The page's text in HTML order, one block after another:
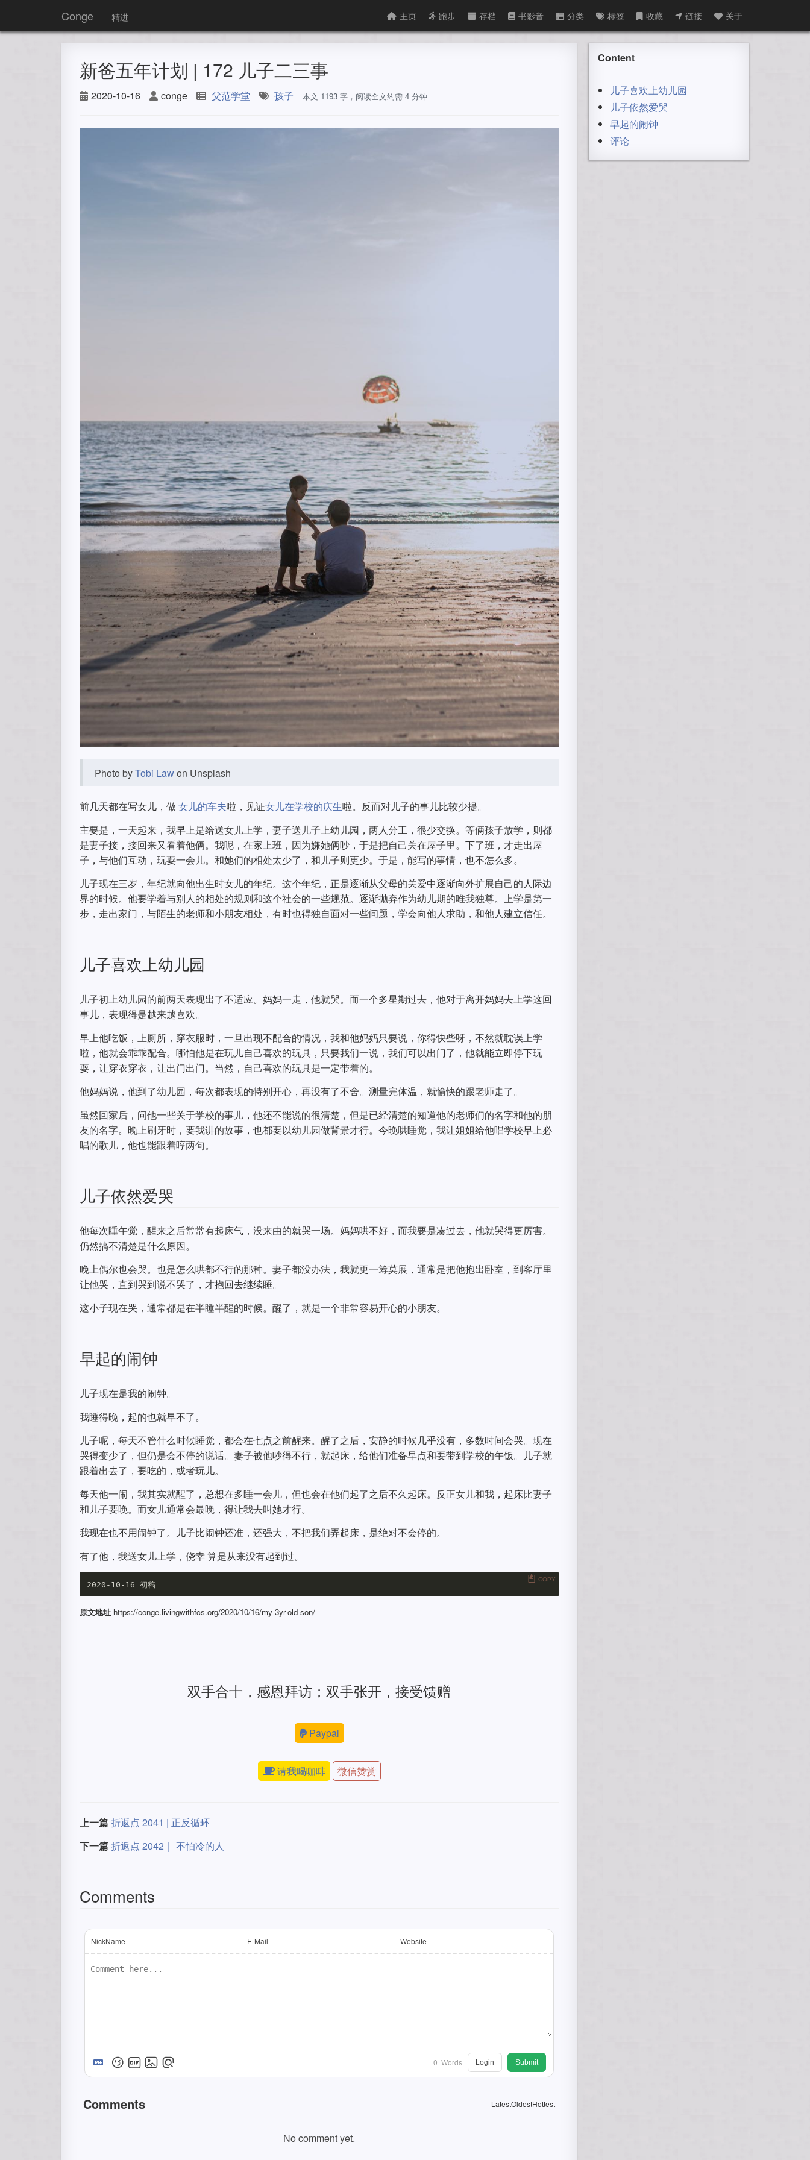
Conge 精进 主页 跑步 存档 书影音 分类 标签 收藏 链接 关于
新爸五年计划 | 172 儿子二三事
2020-10-16 conge 父范学堂 孩子 本文 1193 字，阅读全文约需 4 分钟
Photo byTobi Lawon Unsplash
前几天都在写女儿，做女儿的车夫啦，见证女儿在学校的庆生啦。反而对儿子的事儿比较少提。
主要是，一天起来，我早上是给送女儿上学，妻子送儿子上幼儿园，两人分工，很少交换。等俩孩子放学，则都
是妻子接，接回来又看着他俩。我呢，在家上班，因为嫌她俩吵，于是把自己关在屋子里。下了班，才走出屋
子，与他们互动，玩耍一会儿。和她们的相处太少了，和儿子则更少。于是，能写的事情，也不怎么多。
儿子现在三岁，年纪就向他出生时女儿的年纪。这个年纪，正是逐渐从父母的关爱中逐渐向外扩展自己的人际边
界的时候。他要学着与别人的相处的规则和这个社会的一些规范。逐渐抛弃作为幼儿期的唯我独尊。上学是第一
步，走出家门，与陌生的老师和小朋友相处，有时也得独自面对一些问题，学会向他人求助，和他人建立信任。
儿子喜欢上幼儿园
儿子初上幼儿园的前两天表现出了不适应。妈妈一走，他就哭。而一个多星期过去，他对于离开妈妈去上学这回
事儿，表现得是越来越喜欢。
早上他吃饭，上厕所，穿衣服时，一旦出现不配合的情况，我和他妈妈只要说，你得快些呀，不然就耽误上学
啦，他就会乖乖配合。哪怕他是在玩儿自己喜欢的玩具，只要我们一说，我们可以出门了，他就能立即停下玩
耍，让穿衣穿衣，让出门出门。当然，自己喜欢的玩具是一定带着的。
他妈妈说，他到了幼儿园，每次都表现的特别开心，再没有了不舍。测量完体温，就愉快的跟老师走了。
虽然回家后，问他一些关于学校的事儿，他还不能说的很清楚，但是已经清楚的知道他的老师们的名字和他的朋
友的名字。晚上刷牙时，要我讲的故事，也都要以幼儿园做背景才行。今晚哄睡觉，我让姐姐给他唱学校早上必
唱的歌儿，他也能跟着哼两句。
儿子依然爱哭
他每次睡午觉，醒来之后常常有起床气，没来由的就哭一场。妈妈哄不好，而我要是凑过去，他就哭得更厉害。
仍然搞不清楚是什么原因。
晚上偶尔也会哭。也是怎么哄都不行的那种。妻子都没办法，我就更一筹莫展，通常是把他抱出卧室，到客厅里
让他哭，直到哭到说不哭了，才抱回去继续睡。
这小子现在哭，通常都是在半睡半醒的时候。醒了，就是一个非常容易开心的小朋友。
早起的闹钟
儿子现在是我的闹钟。
我睡得晚，起的也就早不了。
儿子呢，每天不管什么时候睡觉，都会在七点之前醒来。醒了之后，安静的时候几乎没有，多数时间会哭。现在
哭得变少了，但仍是会不停的说话。妻子被他吵得不行，就起床，给他们准备早点和要带到学校的午饭。儿子就
跟着出去了，要吃的，或者玩儿。
每天他一闹，我其实就醒了，总想在多睡一会儿，但也会在他们起了之后不久起床。反正女儿和我，起床比妻子
和儿子要晚。而女儿通常会最晚，得让我去叫她才行。
我现在也不用闹钟了。儿子比闹钟还准，还强大，不把我们弄起床，是绝对不会停的。
有了他，我送女儿上学，侥幸 算是从来没有起到过。
COPY
原文地址 https://conge.livingwithfcs.org/2020/10/16/my-3yr-old-son/
双手合十，感恩拜访；双手张开，接受馈赠
Paypal
请我喝咖啡 微信赞赏
上一篇折返点 2041 | 正反循环
下一篇折返点 2042｜ 不怕冷的人
Comments
NickName E-Mail Website
0 Words Login Submit
Comments LatestOldestHottest
No comment yet.
Content
儿子喜欢上幼儿园
儿子依然爱哭
早起的闹钟
评论